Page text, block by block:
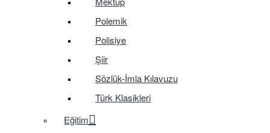
Polemik
Polisiye
Şiir
Sözlük-İmla Kılavuzu
Türk Klasikleri
Eğitim